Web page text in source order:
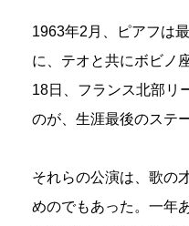
1963年2月、ピアフは
に、テオと共にボビノ
18日、フランス北部リ
のが、生涯最後のステ
それらの公演は、歌の
めのでもあった。一年